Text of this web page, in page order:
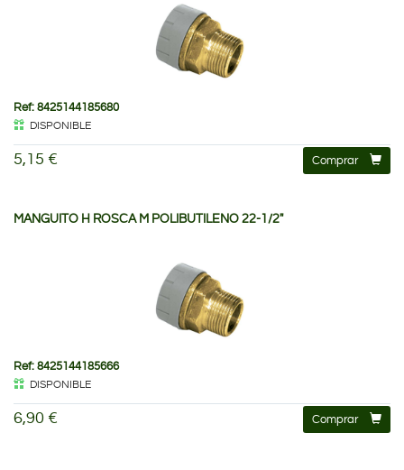
Ref: 8425144185680
DISPONIBLE
5,15 € Comprar
MANGUITO H ROSCA M POLIBUTILENO 22-1/2"
Ref: 8425144185666
DISPONIBLE
6,90 € Comprar